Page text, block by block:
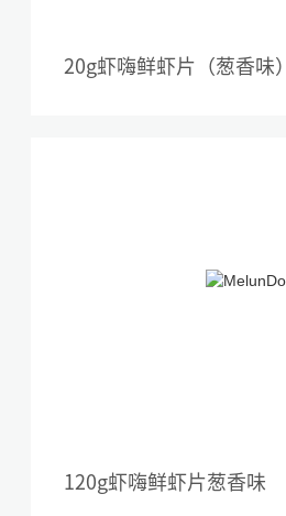
20g虾嗨鲜虾片（葱香味）
120g虾嗨鲜虾片葱香味